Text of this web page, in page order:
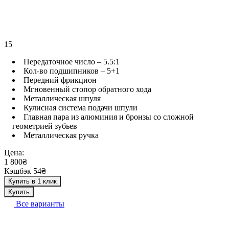
15
Передаточное число – 5.5:1
Кол-во подшипников – 5+1
Передний фрикцион
Мгновенный стопор обратного хода
Металлическая шпуля
Кулисная система подачи шпули
Главная пара из алюминия и бронзы со сложной
геометрией зубьев
Металлическая ручка
Цена:
1 800₴
Кэшбэк 54₴
Купить в 1 клик
Купить
Все варианты